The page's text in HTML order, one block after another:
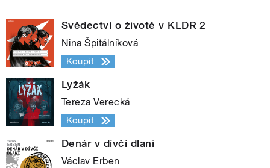
Svědectví o životě v KLDR 2
Nina Špitálníková
Koupit
Lyžák
Tereza Verecká
Koupit
Denár v dívčí dlani
Václav Erben